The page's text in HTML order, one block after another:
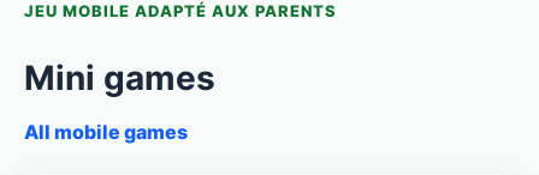
JEU MOBILE ADAPTÉ AUX PARENTS
Mini games
All mobile games